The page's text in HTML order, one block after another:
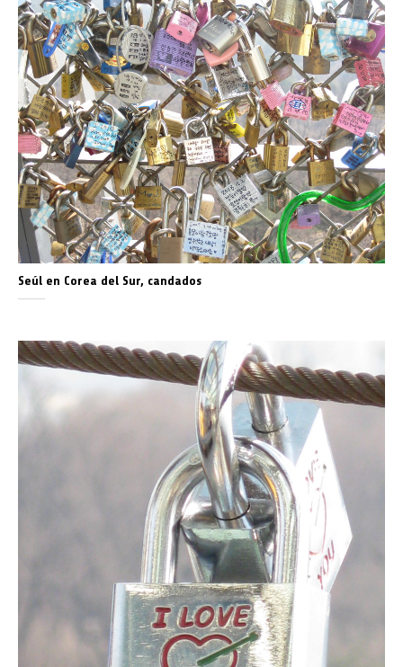
Seúl en Corea del Sur, candados